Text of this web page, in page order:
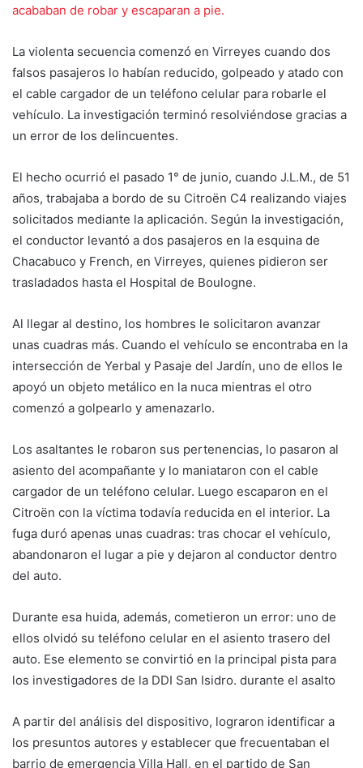
acababan de robar y escaparan a pie.
La violenta secuencia comenzó en Virreyes cuando dos
falsos pasajeros lo habían reducido, golpeado y atado con
el cable cargador de un teléfono celular para robarle el
vehículo. La investigación terminó resolviéndose gracias a
un error de los delincuentes.
El hecho ocurrió el pasado 1° de junio, cuando J.L.M., de 51
años, trabajaba a bordo de su Citroën C4 realizando viajes
solicitados mediante la aplicación. Según la investigación,
el conductor levantó a dos pasajeros en la esquina de
Chacabuco y French, en Virreyes, quienes pidieron ser
trasladados hasta el Hospital de Boulogne.
Al llegar al destino, los hombres le solicitaron avanzar
unas cuadras más. Cuando el vehículo se encontraba en la
intersección de Yerbal y Pasaje del Jardín, uno de ellos le
apoyó un objeto metálico en la nuca mientras el otro
comenzó a golpearlo y amenazarlo.
Los asaltantes le robaron sus pertenencias, lo pasaron al
asiento del acompañante y lo maniataron con el cable
cargador de un teléfono celular. Luego escaparon en el
Citroën con la víctima todavía reducida en el interior. La
fuga duró apenas unas cuadras: tras chocar el vehículo,
abandonaron el lugar a pie y dejaron al conductor dentro
del auto.
Durante esa huida, además, cometieron un error: uno de
ellos olvidó su teléfono celular en el asiento trasero del
auto. Ese elemento se convirtió en la principal pista para
los investigadores de la DDI San Isidro. durante el asalto
A partir del análisis del dispositivo, lograron identificar a
los presuntos autores y establecer que frecuentaban el
barrio de emergencia Villa Hall, en el partido de San